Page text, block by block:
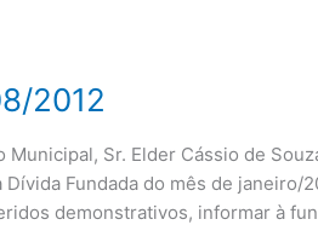
2012
Sr. Elder Cássio de
Fundada do mês de
demonstrativos, informar à